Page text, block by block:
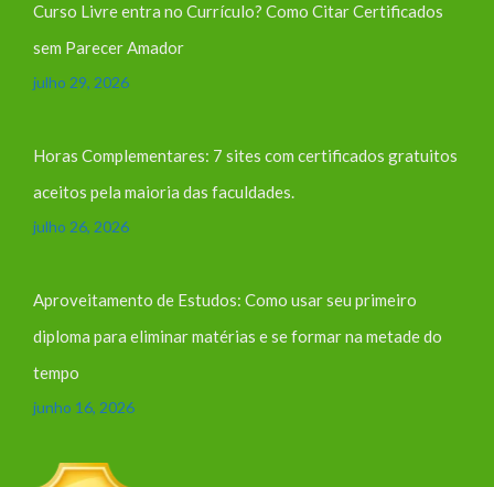
Curso Livre entra no Currículo? Como Citar Certificados
sem Parecer Amador
julho 29, 2026
Horas Complementares: 7 sites com certificados gratuitos
aceitos pela maioria das faculdades.
julho 26, 2026
Aproveitamento de Estudos: Como usar seu primeiro
diploma para eliminar matérias e se formar na metade do
tempo
junho 16, 2026